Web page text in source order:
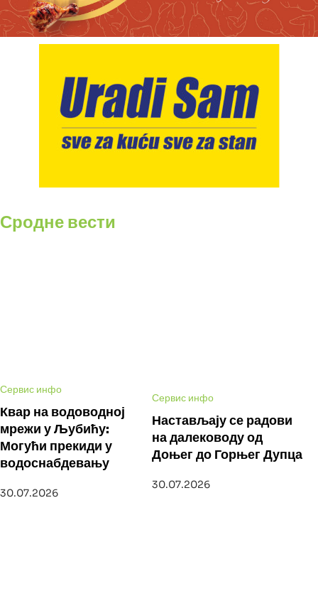
Сродне вести
Сервис инфо
Квар на водоводној
мрежи у Љубићу:
Могући прекиди у
водоснабдевању
30.07.2026
Сервис инфо
Настављају се радови
на далеководу од
Доњег до Горњег Дупца
30.07.2026